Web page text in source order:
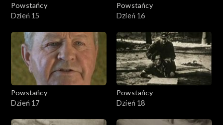
Powstańcy
Dzień 15
Powstańcy
Dzień 16
Powstańcy
Dzień 17
Powstańcy
Dzień 18